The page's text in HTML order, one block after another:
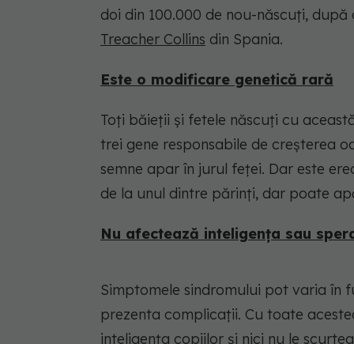
doi din 100.000 de nou-născuți, după
Treacher Collins din Spania.
Este o modificare genetică rară
Toți băieții și fetele născuți cu
trei gene responsabile de creșterea
semne apar în jurul feței. Dar este
de la unul dintre părinți, dar poate
Nu afectează inteligența sau
Simptomele sindromului pot varia în
prezenta complicații. Cu toate
inteligența copiilor și nici nu le